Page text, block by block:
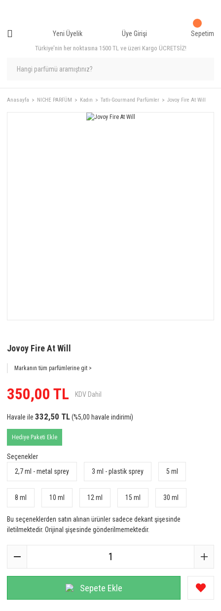
Türkiye'nin her noktasına 1500 TL ve üzeri Kargo ÜCRETSİZ!
Yeni Üyelik Üye Girişi Sepetim
Anasayfa NICHE PARFÜM Kadın Tatlı-Gourmand Parfümler Jovoy Fire At Will
Jovoy Fire At Will
Markanın tüm parfümlerine git >
350,00 TL KDV Dahil
Havale ile 332,50 TL(%5,00 havale indirimi)
Hediye Paketi Ekle
Seçenekler
2,7 ml - metal sprey
3 ml - plastik sprey 5 ml
8 ml 10 ml 12 ml 15 ml 30 ml
Bu seçeneklerden satın alınan ürünler sadece dekant şişesinde
iletilmektedir. Orijinal şişesinde gönderilmemektedir.
Sepete Ekle